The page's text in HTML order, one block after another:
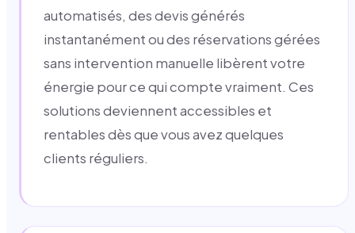
automatisés, des devis générés
instantanément ou des réservations gérées
sans intervention manuelle libèrent votre
énergie pour ce qui compte vraiment. Ces
solutions deviennent accessibles et
rentables dès que vous avez quelques
clients réguliers.